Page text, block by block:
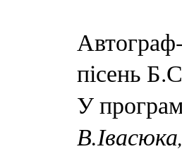
Автограф-
пісень
У